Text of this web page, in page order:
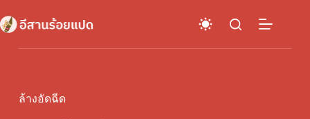
to
content
ล้างอัดฉีด